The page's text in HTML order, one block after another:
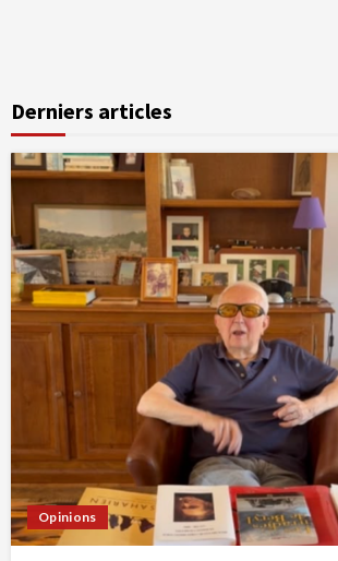
Derniers articles
Opinions